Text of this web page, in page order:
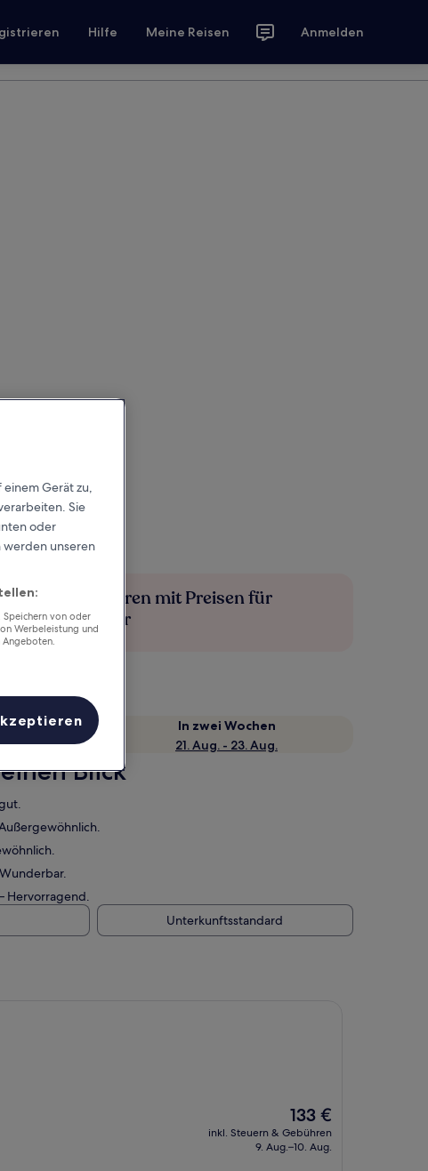
Hilfe Meine Reisen Anmelden
Mehr sparen mit Preisen für
Mitglieder
In zwei Wochen
21. Aug. - 23. Aug.
Blick
Hervorragend.
Unterkunftsstandard
Der
Preis
beträgt
133 €
inkl. Steuern & Gebühren
9. Aug.–10. Aug.
Gerät zu,
Sie
oder
werden unseren
von oder
Werbeleistung und